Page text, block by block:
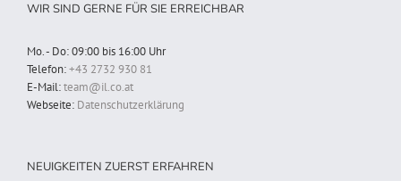
WIR SIND GERNE FÜR SIE ERREICHBAR
Mo. - Do: 09:00 bis 16:00 Uhr
Telefon:+43 2732 930 81
E-Mail:team@il.co.at
Webseite: Datenschutzerklärung
NEUIGKEITEN ZUERST ERFAHREN